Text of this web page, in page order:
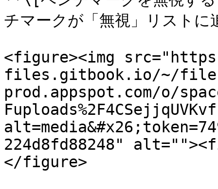
チマークが「無視」リストに
<figure><img
files.gitbook.io/~/
prod.appspot.com/o/
224d8fd88248"
</figure>